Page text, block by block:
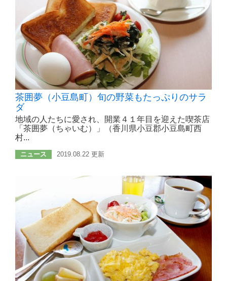
茶囲夢（小豆島町）旬の野菜もたっぷりのサラ
ダ
地域の人たちに愛され、開業４１年目を迎えた喫茶店
「茶囲夢（ちゃいむ）」（香川県小豆郡小豆島町西
村...
ニュース 2019.08.22 更新